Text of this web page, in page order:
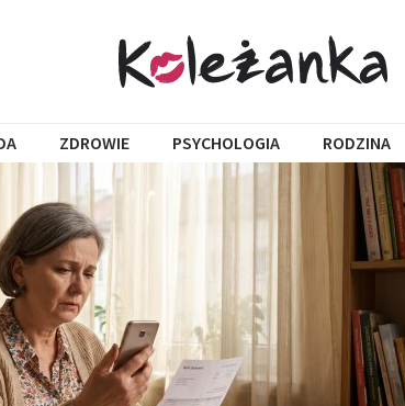
ZDROWIE PSYCHOLOGIA RODZINA